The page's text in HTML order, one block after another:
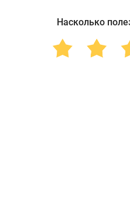
Насколько